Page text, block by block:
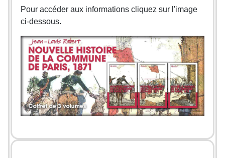
Pour accéder aux informations cliquez sur l'image
ci-dessous.